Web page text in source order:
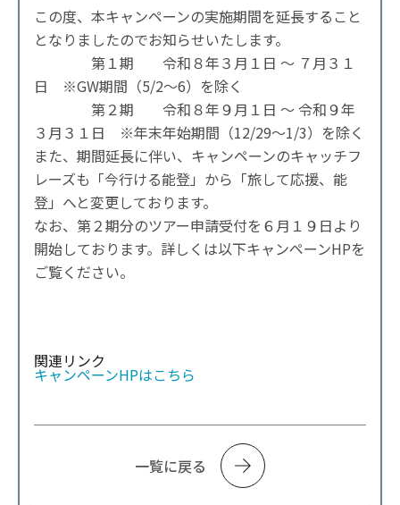
この度、本キャンペーンの実施期間を延長すること
となりましたのでお知らせいたします。
第１期 令和８年３月１日 ～ ７月３１
日 ※GW期間（5/2～6）を除く
第２期 令和８年９月１日 ～ 令和９年
３月３１日 ※年末年始期間（12/29～1/3）を除く
また、期間延長に伴い、キャンペーンのキャッチフ
レーズも「今行ける能登」から「旅して応援、能
登」へと変更しております。
なお、第２期分のツアー申請受付を６月１９日より
開始しております。詳しくは以下キャンペーンHPを
ご覧ください。
関連リンク
キャンペーンHPはこちら
一覧に戻る